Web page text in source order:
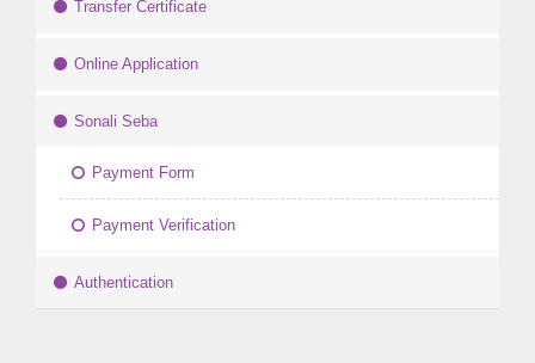
Transfer Certificate
Online Application
Sonali Seba
Payment Form
Payment Verification
Authentication